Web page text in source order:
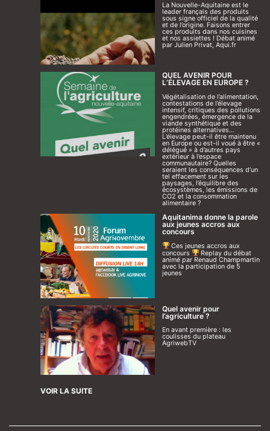
La Nouvelle-Aquitaine est le
leader français des produits
sous signe officiel de la qualité
et de l’origine. Faisons entrer
ces produits dans nos cuisines
et nos assiettes ! Débat animé
par Julien Privat, Aqui.fr
QUEL AVENIR POUR
L’ÉLEVAGE EN EUROPE ?
Végétalisation de l’alimentation,
contestations de l’élevage
intensif, critiques des pollutions
engendrées, émergence de la
viande synthétique et des
protéines alternatives…
L’élevage peut-il être maintenu
en Europe ou est-il voué à être «
délégué » à d’autres pays
extérieur à l’espace
communautaire? Quelles
seraient les conséquences d’un
tel effacement sur les
paysages, l’équilibre des
écosystèmes, les émissions de
CO2 et la consommation
alimentaire ?
Aquitanima donne la parole
aux jeunes accros aux
concours
Ces jeunes accros aux
concours
Replay du débat
animé par Renaud Champmartin
avec la participation de 5
jeunes
Quel avenir pour
l’agriculture ?
En avant première : les
coulisses du plateau
AgriwebTV
VOIR LA SUITE